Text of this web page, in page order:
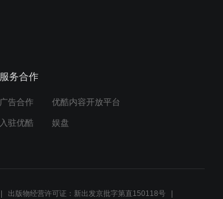
服务合作
广告合作 优酷内容开放平台
入驻优酷 娱盘
出版物经营许可证：新出发京批字第直150118号